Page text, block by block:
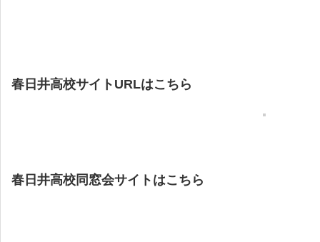
春日井高校サイトURLはこちら
春日井高校同窓会サイトはこちら